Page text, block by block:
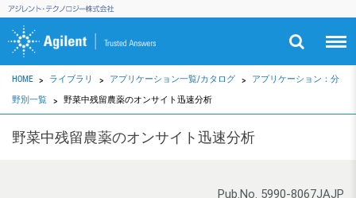
HOME ライブラリ アプリケーション一覧/カタログ
アプリケーション：分
野別一覧
野菜中残留農薬のオンサイト迅速分析
野菜中残留農薬のオンサイト迅速分析
Pub.No. 5990-8067JAJP